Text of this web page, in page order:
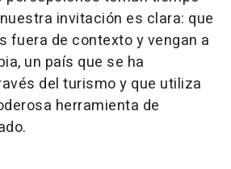
invitación es clara: que
fuera de contexto y vengan a
un país que se ha
del turismo y que utiliza
herramienta de